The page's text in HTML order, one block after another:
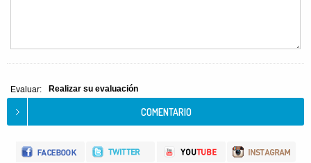
Evaluar: Realizar su evaluación